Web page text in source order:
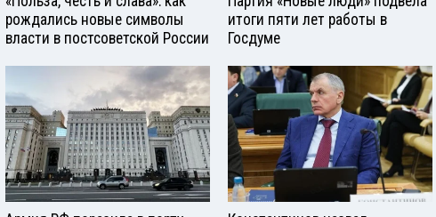
рождались новые символы
власти в постсоветской России
итоги пяти лет работы в
Госдуме